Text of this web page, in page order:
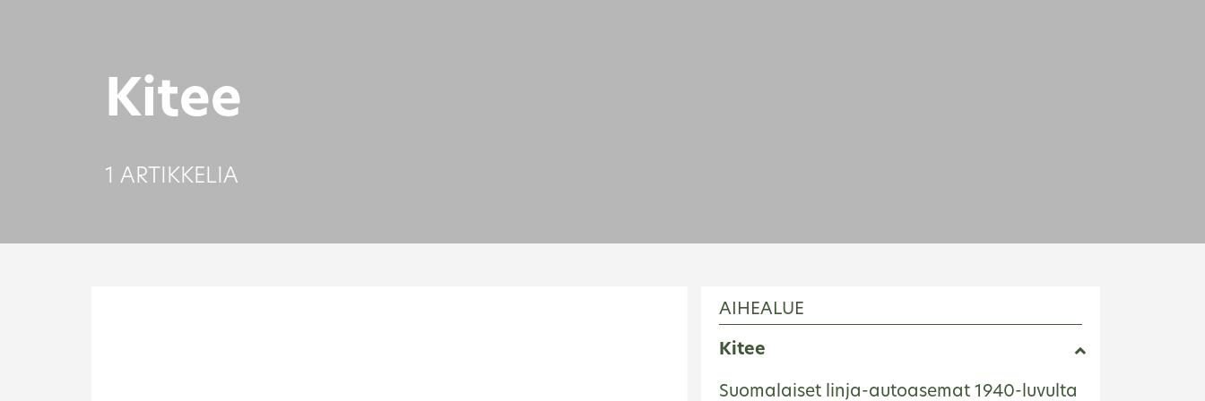
Kitee
1 ARTIKKELIA
AIHEALUE
Kitee
Suomalaiset linja-autoasemat 1940-luvulta